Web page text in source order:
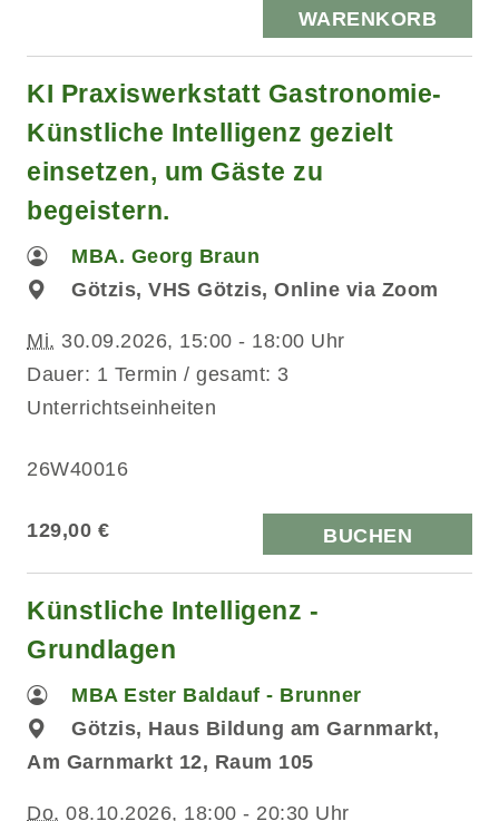
WARENKORB
KI Praxiswerkstatt Gastronomie-
Künstliche Intelligenz gezielt
einsetzen, um Gäste zu
begeistern.
MBA. Georg Braun
Götzis, VHS Götzis, Online via Zoom
Mi. 30.09.2026, 15:00 - 18:00 Uhr
Dauer: 1 Termin / gesamt: 3
Unterrichtseinheiten
26W40016
129,00 € BUCHEN
Künstliche Intelligenz -
Grundlagen
MBA Ester Baldauf - Brunner
Götzis, Haus Bildung am Garnmarkt,
Am Garnmarkt 12, Raum 105
Do. 08.10.2026, 18:00 - 20:30 Uhr